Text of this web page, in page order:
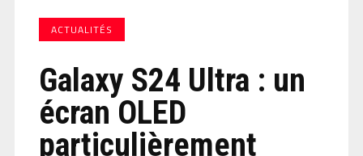
ACTUALITÉS
Galaxy S24 Ultra : un
écran OLED
particulièrement